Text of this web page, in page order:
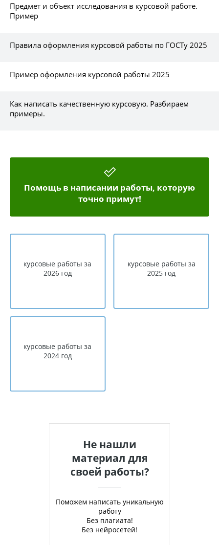
Предмет и объект исследования в курсовой работе.
Пример
Правила оформления курсовой работы по ГОСТу 2025
Пример оформления курсовой работы 2025
Как написать качественную курсовую. Разбираем
примеры.
Помощь в написании работы, которую
точно примут!
курсовые работы за
2026 год
курсовые работы за
2025 год
курсовые работы за
2024 год
Не нашли
материал для
своей работы?
Поможем написать уникальную
работу
Без плагиата!
Без нейросетей!